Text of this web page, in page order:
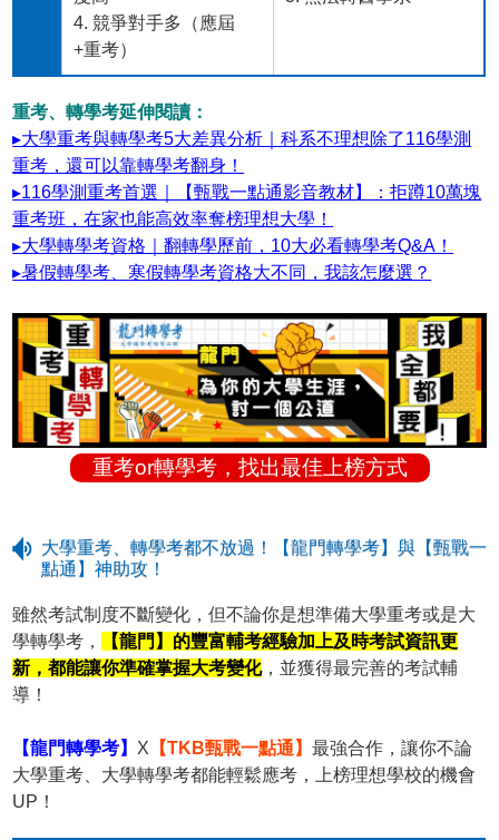
4. 競爭對手多（應屆
+重考）
重考、轉學考延伸閱讀：
▸大學重考與轉學考5大差異分析｜科系不理想除了116學測
重考，還可以靠轉學考翻身！
▸116學測重考首選｜【甄戰一點通影音教材】：拒蹲10萬塊
重考班，在家也能高效率奪榜理想大學！
▸大學轉學考資格｜翻轉學歷前，10大必看轉學考Q&A！
▸暑假轉學考、寒假轉學考資格大不同，我該怎麼選？
重考or轉學考，找出最佳上榜方式
大學重考、轉學考都不放過！【龍門轉學考】與【甄戰一
點通】神助攻！
雖然考試制度不斷變化，但不論你是想準備大學重考或是大
學轉學考，
【龍門】的豐富輔考經驗加上及時考試資訊更
新，都能讓你準確掌握大考變化，並獲得最完善的考試輔
導！
【龍門轉學考】 X 【TKB甄戰一點通】最強合作，讓你不論
大學重考、大學轉學考都能輕鬆應考，上榜理想學校的機會
UP！